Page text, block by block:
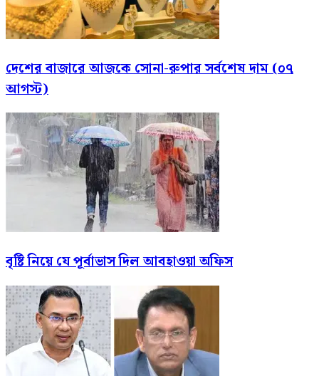
দেশের বাজারে আজকে সোনা-রুপার সর্বশেষ দাম (০৭
আগস্ট)
বৃষ্টি নিয়ে যে পূর্বাভাস দিল আবহাওয়া অফিস